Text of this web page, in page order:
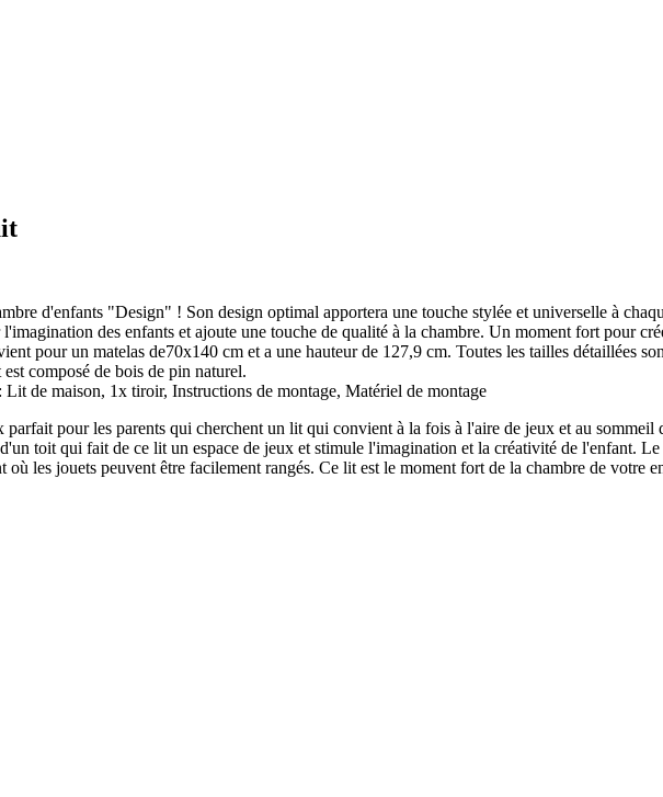
d'enfants "Design" ! Son design optimal apportera une touche stylée et universelle à
des enfants et ajoute une touche de qualité à la chambre. Un moment fort pour
pour un matelas de70x140 cm et a une hauteur de 127,9 cm. Toutes les tailles détaillées
composé de bois de pin naturel.
maison, 1x tiroir, Instructions de montage, Matériel de montage
pour les parents qui cherchent un lit qui convient à la fois à l'aire de jeux et au sommeil
toit qui fait de ce lit un espace de jeux et stimule l'imagination et la créativité de l'enfant.
où les jouets peuvent être facilement rangés. Ce lit est le moment fort de la chambre de votre